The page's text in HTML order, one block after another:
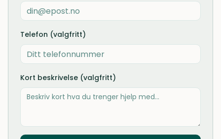
Telefon (valgfritt)
Kort beskrivelse (valgfritt)